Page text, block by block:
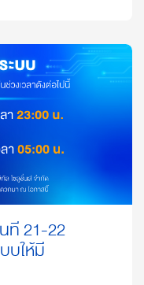
ที่ 21-22
บให้มี